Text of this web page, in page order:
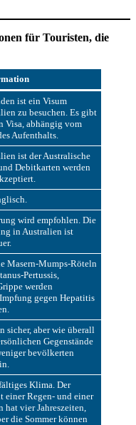
für Touristen, die
ist ein Visum
zu besuchen. Es gibt
Visa, abhängig vom
Aufenthalts.
ist der Australische
Debitkarten werden
wird empfohlen. Die
in Australien ist
Masern-Mumps-Röteln
Pertussis,
werden
gegen Hepatitis
sicher, aber wie überall
Gegenstände
bevölkerten
Klima. Der
einer Regen- und einer
hat vier Jahreszeiten,
die Sommer können